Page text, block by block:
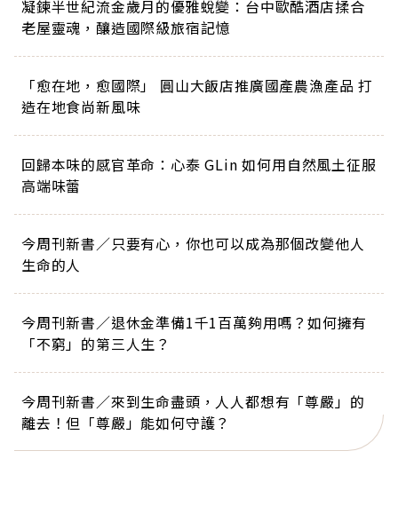
凝鍊半世紀流金歲月的優雅蛻變：台中歐酷酒店揉合
老屋靈魂，釀造國際級旅宿記憶
「愈在地，愈國際」 圓山大飯店推廣國產農漁產品 打
造在地食尚新風味
回歸本味的感官革命：心泰 GLin 如何用自然風土征服
高端味蕾
今周刊新書／只要有心，你也可以成為那個改變他人
生命的人
今周刊新書／退休金準備1千1百萬夠用嗎？如何擁有
「不窮」的第三人生？
今周刊新書／來到生命盡頭，人人都想有「尊嚴」的
離去！但「尊嚴」能如何守護？